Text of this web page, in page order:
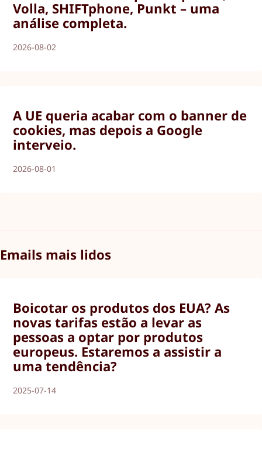
Volla, SHIFTphone, Punkt – uma
análise completa.
2026-08-02
A UE queria acabar com o banner de
cookies, mas depois a Google
interveio.
2026-08-01
Emails mais lidos
Boicotar os produtos dos EUA? As
novas tarifas estão a levar as
pessoas a optar por produtos
europeus. Estaremos a assistir a
uma tendência?
2025-07-14